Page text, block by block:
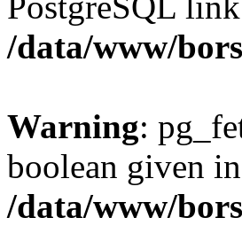
/data/www/
Warning:
boolean given in
/data/www/